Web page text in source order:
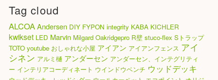
Tag cloud
ALCOAAndersen DIY FYPON integrity KABA KICHLER
kwikset LED Marvin Milgard Oakridgepro R壁 stuco-flex Sトラップ
TOTO youtube おしゃれな小屋 アイアン アイアンフェンス アイ
シネン アルミ樋 アンダーセン アンダーセン、インテグリティ
ー インテリアコーディネート ウインドウベンチ ウッドデッキ